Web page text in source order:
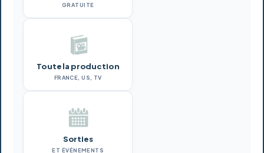
GRATUITE
Toute la production
FRANCE, US, TV
Sorties
ET ÉVÉNEMENTS